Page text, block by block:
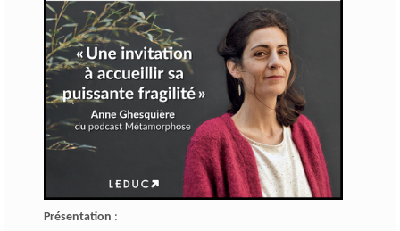
Présentation :